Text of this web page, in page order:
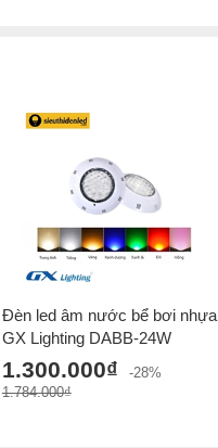
Đèn led âm nước bể bơi nhựa
GX Lighting DABB-24W
1.300.000₫
-28%
1.784.000₫